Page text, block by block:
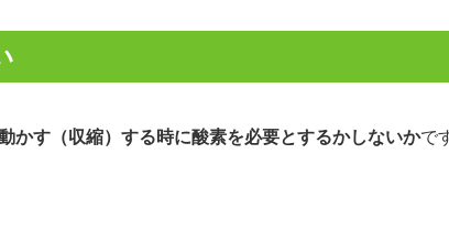
かす（収縮）する時に酸素を必要とするかしないかで